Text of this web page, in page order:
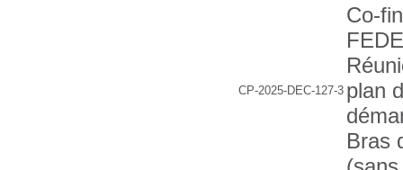
CP-2025-DEC-127-3
Co-
plan
Bras